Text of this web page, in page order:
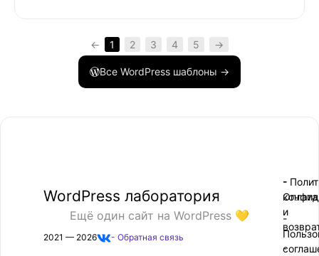
← 1 2 3 4 5 →
Все WordPress шаблоны →
WordPress лаборатория
Ещё один сайт на WordPress 💛
2021 — 2026 - Обратная связь
-
-
-
Оплата
и
-